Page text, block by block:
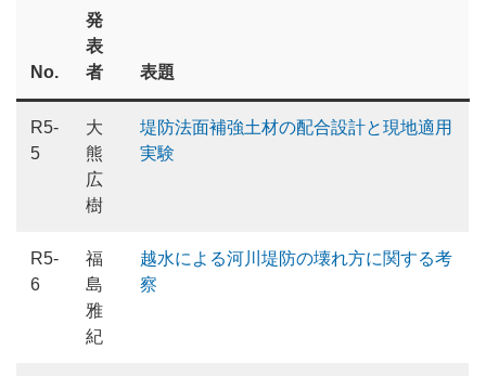
No.
発
表
者
表題
R5-
5
大
熊
広
樹
堤防法面補強土材の配合設計と現地適用
実験
R5-
6
福
島
雅
紀
越水による河川堤防の壊れ方に関する考
察